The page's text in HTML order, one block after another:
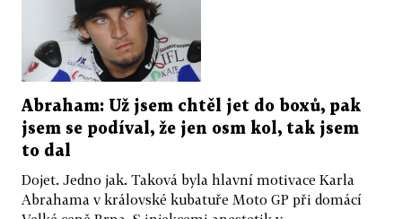
Abraham: Už jsem chtěl jet do boxů, pak
jsem se podíval, že jen osm kol, tak jsem
to dal
Dojet. Jedno jak. Taková byla hlavní motivace Karla
Abrahama v královské kubatuře Moto GP při domácí